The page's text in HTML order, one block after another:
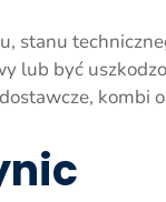
być
kombi